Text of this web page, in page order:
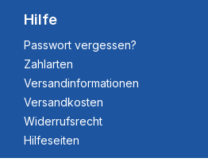
Hilfe
Passwort vergessen?
Zahlarten
Versandinformationen
Versandkosten
Widerrufsrecht
Hilfeseiten